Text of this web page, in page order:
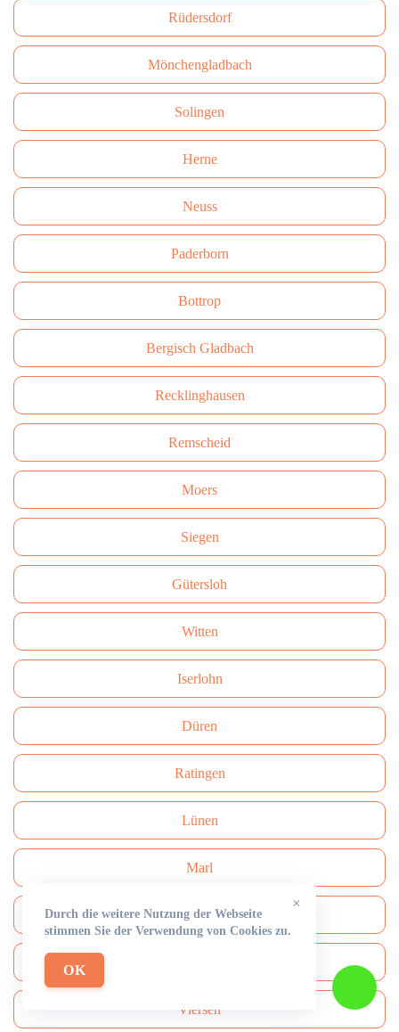
Rüdersdorf
Mönchengladbach
Solingen
Herne
Neuss
Paderborn
Bottrop
Bergisch Gladbach
Recklinghausen
Remscheid
Moers
Siegen
Gütersloh
Witten
Iserlohn
Düren
Ratingen
Lünen
Marl
Velbert
Viersen
×
Durch die weitere Nutzung der Webseite
stimmen Sie der Verwendung von Cookies zu.
OK